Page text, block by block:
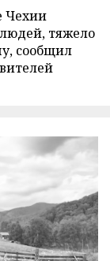
Чехии
тяжело
сообщил